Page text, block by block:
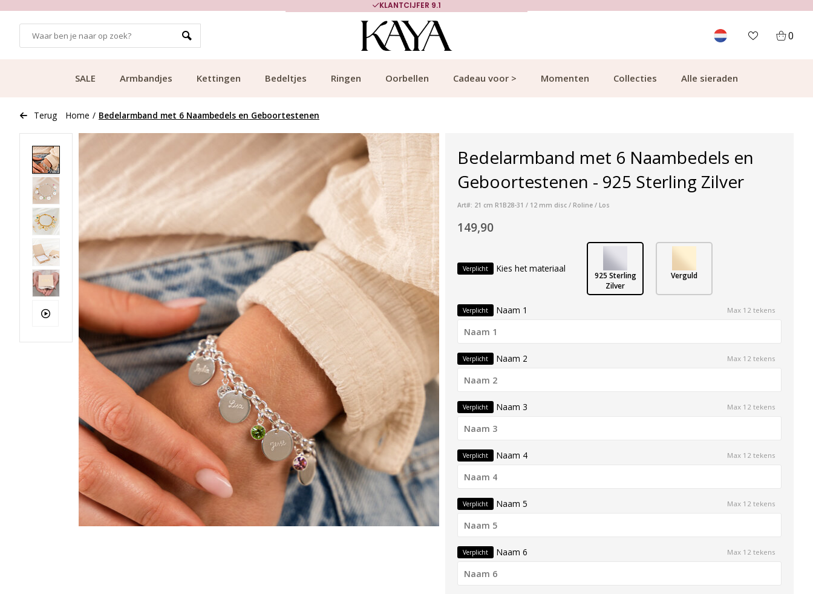
KLANTCIJFER 9.1
0
SALE Armbandjes Kettingen Bedeltjes Ringen Oorbellen Cadeau voor > Momenten Collecties Alle sieraden
Terug Home / Bedelarmband met 6 Naambedels en Geboortestenen
Bedelarmband met 6 Naambedels en
Geboortestenen - 925 Sterling Zilver
Art#: 21 cm R1B28-31 / 12 mm disc / Roline / Los
149,90
Verplicht Kies het materiaal
925 Sterling
Zilver
Verguld
Verplicht Naam 1 Max 12 tekens
Verplicht Naam 2 Max 12 tekens
Verplicht Naam 3 Max 12 tekens
Verplicht Naam 4 Max 12 tekens
Verplicht Naam 5 Max 12 tekens
Verplicht Naam 6 Max 12 tekens